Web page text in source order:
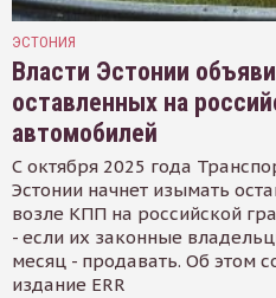
ЭСТОНИЯ
Власти Эстонии
оставленных на
автомобилей
С октября 2025 года
Эстонии начнет изымать
возле КПП на российской
- если их законные
месяц - продавать. Об этом
издание ERR